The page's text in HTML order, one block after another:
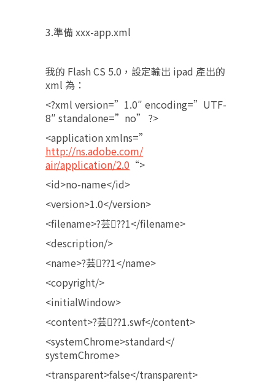
3.準備 xxx-app.xml
我的 Flash CS 5.0，設定輸出 ipad 產出的
xml 為：
<?xml version=”1.0″ encoding=”UTF-
8″ standalone=”no” ?>
<application xmlns=”
http://ns.adobe.com/
air/application/2.0 “>
<id>no-name</id>
<version>1.0</version>
<filename>?芸??1</filename>
<description/>
<name>?芸??1</name>
<copyright/>
<initialWindow>
<content>?芸??1.swf</content>
<systemChrome>standard</
systemChrome>
<transparent>false</transparent>